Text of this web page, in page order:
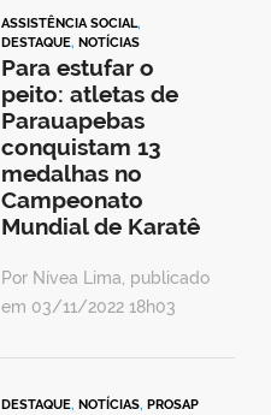
ASSISTÊNCIA SOCIAL,
DESTAQUE, NOTÍCIAS
Para estufar o
peito: atletas de
Parauapebas
conquistam 13
medalhas no
Campeonato
Mundial de Karatê
Por Nívea Lima, publicado
em 03/11/2022 18h03
DESTAQUE, NOTÍCIAS, PROSAP